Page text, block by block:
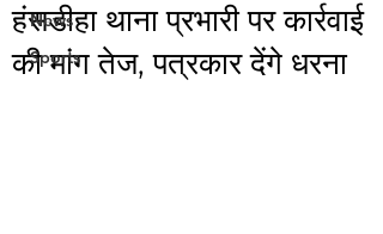
News
Sports
हंसडीहा थाना प्रभारी पर कार्रवाई
की मांग तेज, पत्रकार देंगे धरना